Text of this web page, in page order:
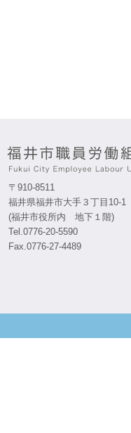
〒910-8511
福井県福井市大手３丁目10-1
(福井市役所内 地下１階)
Tel.0776-20-5590
Fax.0776-27-4489